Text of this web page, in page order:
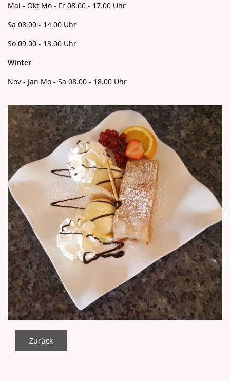
Mai - Okt Mo - Fr 08.00 - 17.00 Uhr
Sa 08.00 - 14.00 Uhr
So 09.00 - 13.00 Uhr
Winter
Nov - Jan Mo - Sa 08.00 - 18.00 Uhr
Zurück